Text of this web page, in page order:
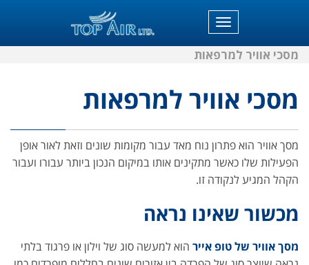
תפריט
מסכי אוויר למרפאות
מסכי אוויר למרפאות
מסך אוויר הוא פתרון נוח מאד עבור מקומות שונים וזאת לאור אופן
הפעילות שלו כאשר מתקינים אותו במיקום הנכון ביותר עבורו ועבור
הקהל המגיע לנקודה זו.
מכשור שאינו נראה
מסך אוויר של טופ אייר הוא למעשה סוג של וילון או פרגוד בלתי